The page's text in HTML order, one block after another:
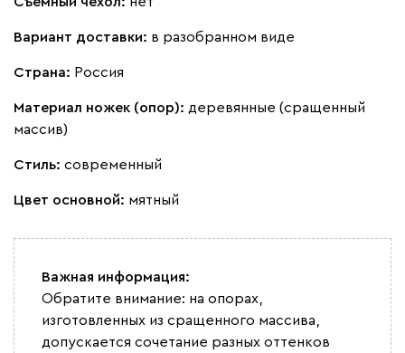
Ланза
Бежевый Вишневый
Кларинс
100 792
Вариант доставки: в разобранном виде
Страна: Россия
Материал ножек (опор): деревянные (сращенный
массив)
Стиль: современный
Цвет основной: мятный
Важная информация:
Обратите внимание: на опорах,
изготовленных из сращенного массива,
допускается сочетание разных оттенков